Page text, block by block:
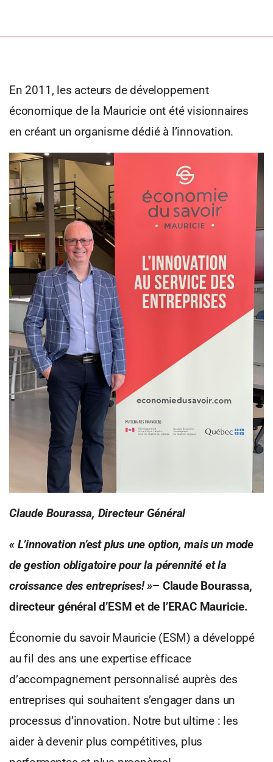
En 2011, les acteurs de développement
économique de la Mauricie ont été visionnaires
en créant un organisme dédié à l’innovation.
Claude Bourassa, Directeur Général
« L’innovation n’est plus une option, mais un mode
de gestion obligatoire pour la pérennité et la
croissance des entreprises! »– Claude Bourassa,
directeur général d’ESM et de l’ERAC Mauricie.
Économie du savoir Mauricie (ESM) a développé
au fil des ans une expertise efficace
d’accompagnement personnalisé auprès des
entreprises qui souhaitent s’engager dans un
processus d’innovation. Notre but ultime : les
aider à devenir plus compétitives, plus